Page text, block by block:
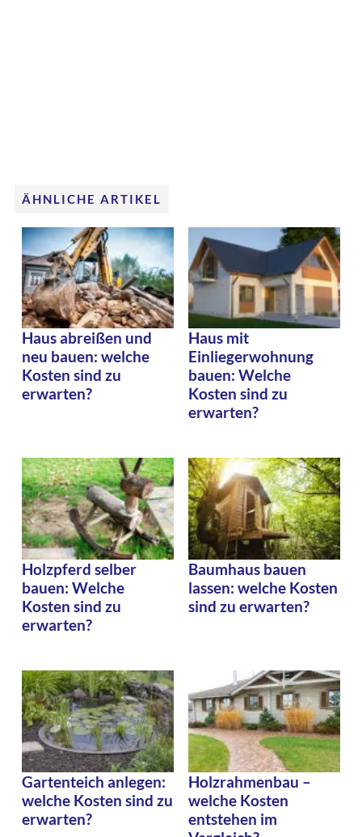
ÄHNLICHE ARTIKEL
Haus abreißen und
neu bauen: welche
Kosten sind zu
erwarten?
Haus mit
Einliegerwohnung
bauen: Welche
Kosten sind zu
erwarten?
Holzpferd selber
bauen: Welche
Kosten sind zu
erwarten?
Baumhaus bauen
lassen: welche Kosten
sind zu erwarten?
Gartenteich anlegen:
welche Kosten sind zu
erwarten?
Holzrahmenbau –
welche Kosten
entstehen im